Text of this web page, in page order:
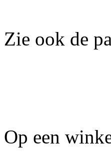
Zie ook de
Op een